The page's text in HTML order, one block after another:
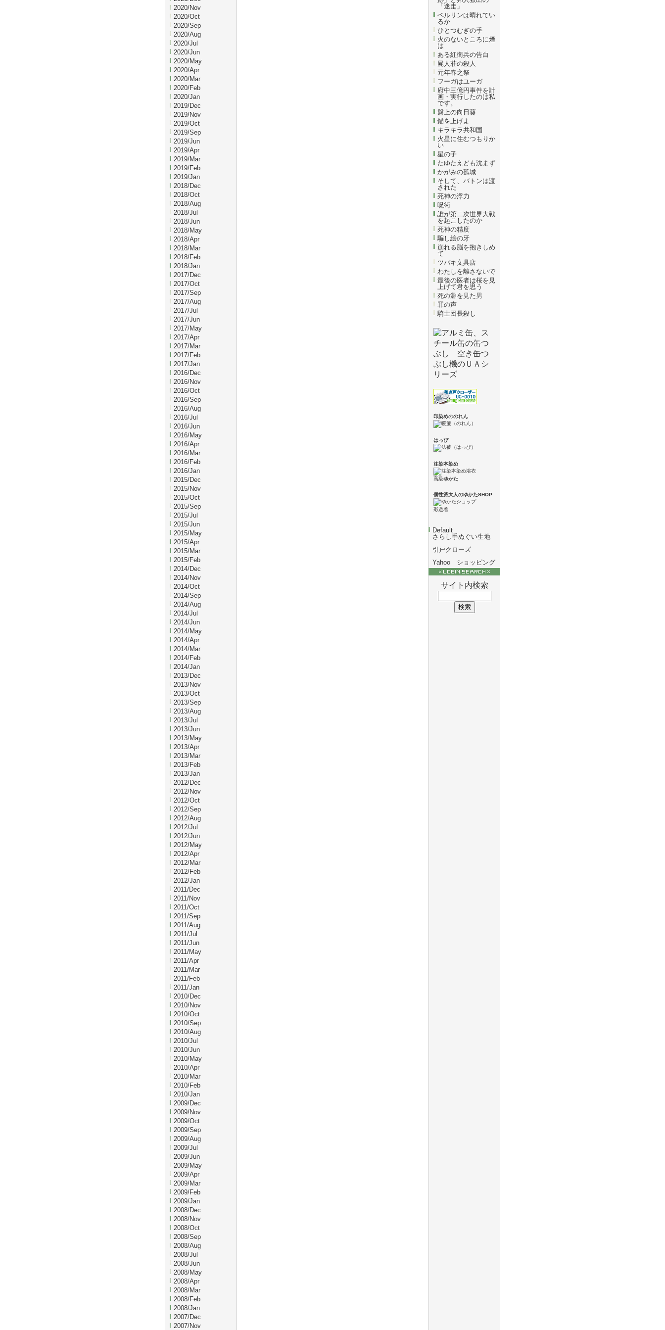
2020/Nov
2020/Oct
2020/Sep
2020/Aug
2020/Jul
2020/Jun
2020/May
2020/Apr
2020/Mar
2020/Feb
2020/Jan
2019/Dec
2019/Nov
2019/Oct
2019/Sep
2019/Jun
2019/Apr
2019/Mar
2019/Feb
2019/Jan
2018/Dec
2018/Oct
2018/Aug
2018/Jul
2018/Jun
2018/May
2018/Apr
2018/Mar
2018/Feb
2018/Jan
2017/Dec
2017/Oct
2017/Sep
2017/Aug
2017/Jul
2017/Jun
2017/May
2017/Apr
2017/Mar
2017/Feb
2017/Jan
2016/Dec
2016/Nov
2016/Oct
2016/Sep
2016/Aug
2016/Jul
2016/Jun
2016/May
2016/Apr
2016/Mar
2016/Feb
2016/Jan
2015/Dec
2015/Nov
2015/Oct
2015/Sep
2015/Jul
2015/Jun
2015/May
2015/Apr
2015/Mar
2015/Feb
2014/Dec
2014/Nov
2014/Oct
2014/Sep
2014/Aug
2014/Jul
2014/Jun
2014/May
2014/Apr
2014/Mar
2014/Feb
2014/Jan
2013/Dec
2013/Nov
2013/Oct
2013/Sep
2013/Aug
2013/Jul
2013/Jun
2013/May
2013/Apr
2013/Mar
2013/Feb
2013/Jan
2012/Dec
2012/Nov
2012/Oct
2012/Sep
2012/Aug
2012/Jul
2012/Jun
2012/May
2012/Apr
2012/Mar
2012/Feb
2012/Jan
2011/Dec
2011/Nov
2011/Oct
2011/Sep
2011/Aug
2011/Jul
2011/Jun
2011/May
2011/Apr
2011/Mar
2011/Feb
2011/Jan
2010/Dec
2010/Nov
2010/Oct
2010/Sep
2010/Aug
2010/Jul
2010/Jun
2010/May
2010/Apr
2010/Mar
2010/Feb
2010/Jan
2009/Dec
2009/Nov
2009/Oct
2009/Sep
2009/Aug
2009/Jul
2009/Jun
2009/May
2009/Apr
2009/Mar
2009/Feb
2009/Jan
2008/Dec
2008/Nov
2008/Oct
2008/Sep
2008/Aug
2008/Jul
2008/Jun
2008/May
2008/Apr
2008/Mar
2008/Feb
2008/Jan
2007/Dec
2007/Nov
「迷走」
ベルリンは晴れてい
るか
ひとつむぎの手
火のないところに煙
は
ある紅衛兵の告白
屍人荘の殺人
元年春之祭
フーガはユーガ
府中三億円事件を計
画・実行したのは私
です。
盤上の向日葵
錨を上げよ
キラキラ共和国
火星に住むつもりか
い
星の子
たゆたえども沈まず
かがみの孤城
そして、バトンは渡
された
死神の浮力
呪術
誰が第二次世界大戦
を起こしたのか
死神の精度
騙し絵の牙
崩れる脳を抱きしめ
て
ツバキ文具店
わたしを離さないで
最後の医者は桜を見
上げて君を思う
死の淵を見た男
罪の声
騎士団長殺し
印染めののれん
はっぴ
注染本染め
高級ゆかた
個性派大人のゆかたSHOP
彩遊着
Default
さらし手ぬぐい生地
引戸クローズ
Yahoo ショッピング
サイト内検索